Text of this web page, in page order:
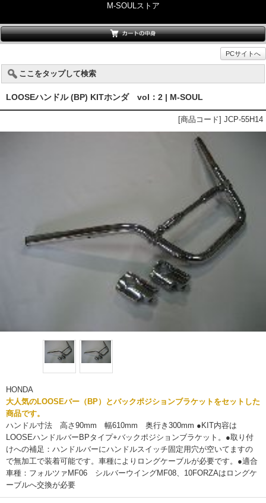
M-SOULストア
PCサイトへ
ここをタップして検索
LOOSEハンドル (BP) KITホンダ vol：2 | M-SOUL
[商品コード] JCP-55H14
HONDA
大人気のLOOSEバー（BP）とバックポジションブラケットをセットした
商品です。
ハンドル寸法 高さ90mm 幅610mm 奥行き300mm ●KIT内容は
LOOSEハンドルバーBPタイプ+バックポジションブラケット。●取り付
けへの補足：ハンドルバーにハンドルスイッチ固定用穴が空いてますの
で無加工で装着可能です。車種によりロングケーブルが必要です。●適合
車種：フォルツァMF06 シルバーウイングMF08、10FORZAはロングケ
ーブルへ交換が必要